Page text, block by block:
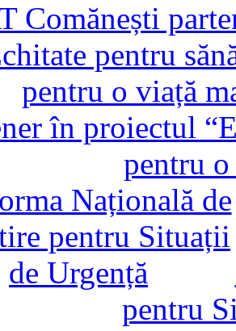
în proiectul
pentru
pentru